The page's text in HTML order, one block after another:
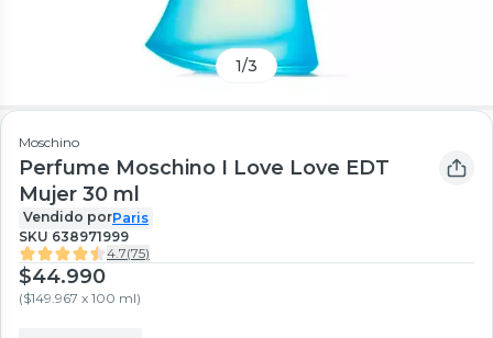
1/3
Moschino
Perfume Moschino I Love Love EDT
Mujer 30 ml
Vendido porParis
SKU 638971999
4.7(75)
$44.990
($149.967 x 100 ml)